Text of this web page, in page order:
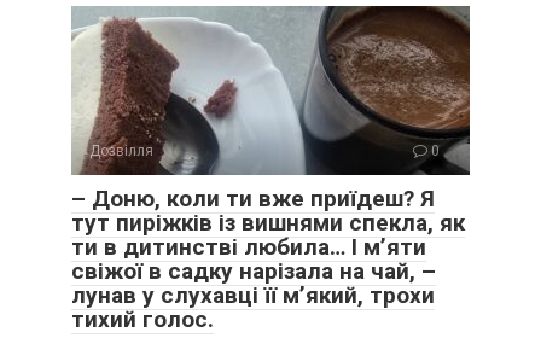
Дозвілля 0
– Доню, коли ти вже приїдеш? Я
тут пиріжків із вишнями спекла, як
ти в дитинстві любила… І м’яти
свіжої в садку нарізала на чай, –
лунав у слухавці її м’який, трохи
тихий голос.